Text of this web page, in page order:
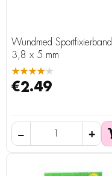
Wundmed Sportfixierband
3,8 x 5 mm
★★★★★
€2.49